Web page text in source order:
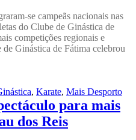
se campeãs nacionais nas
do Clube de Ginástica de
competições regionais e
Ginástica de Fátima celebrou
, Karate, Mais Desporto
para mais
dos Reis